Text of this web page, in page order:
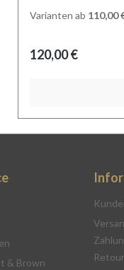
Varianten ab 110,00
Regulärer Preis:
120,00 €
& Brown